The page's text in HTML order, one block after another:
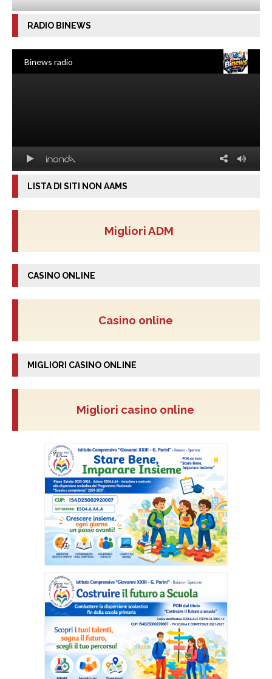
RADIO BINEWS
LISTA DI SITI NON AAMS
Migliori ADM
CASINO ONLINE
Casino online
MIGLIORI CASINO ONLINE
Migliori casino online